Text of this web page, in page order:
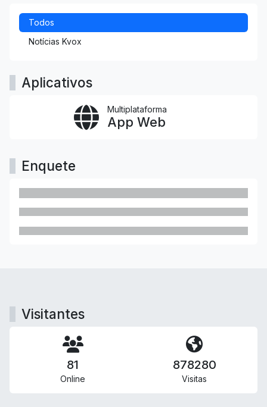
Todos
Notícias Kvox
Aplicativos
Multiplataforma
App Web
Enquete
Visitantes
81
Online
878280
Visitas